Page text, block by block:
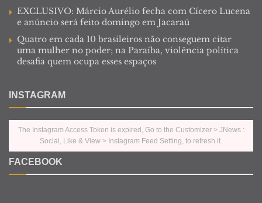
EXCLUSIVO: Márcio Aurélio fecha com Cícero Lucena
e anúncio será feito domingo em Jacaraú
Quatro em cada 10 brasileiros não conseguem citar
uma mulher no poder; na Paraíba, violência política
desafia quem ocupa esses espaços
INSTAGRAM
The Instagram Access Token is expired, Go to the Customizer > JNews :
Social, Like & View > Instagram Feed Setting, to refresh it.
FACEBOOK